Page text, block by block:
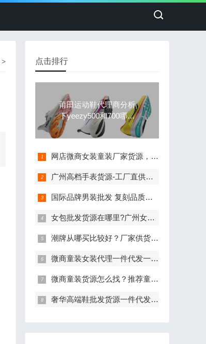
> 点击排行
莆田运动鞋代理商分析
下yeezy500和700哪个
穿起来舒服
网店微商女装童装厂家货源，免费一件代发
广州高档手表货源-工厂直供名表机械表批发
国际品牌男装批发 复刻品质男装货源
女包批发货源在哪里?广州女包厂家一手货源
潮牌从哪买比较好？厂家供货，一手货源
微商童装女装代理一件代发一手货源，0投资0风险创业
微商童装货源怎么找？推荐童装一手货源批发基地
奢华高端鞋批发货源一件代发，招免费代理